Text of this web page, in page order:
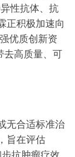
性抗体、抗
正积极加速向
优质创新资
去高质量、可
无合适标准治
旨在评估